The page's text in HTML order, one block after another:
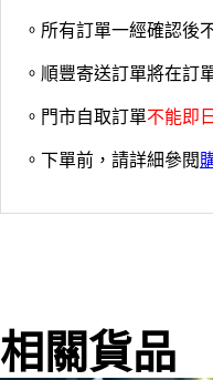
。所有訂單一經確認後
。順豐寄送訂單將在訂
。門市自取訂單不能即
。下單前，請詳細參閱
相關貨品